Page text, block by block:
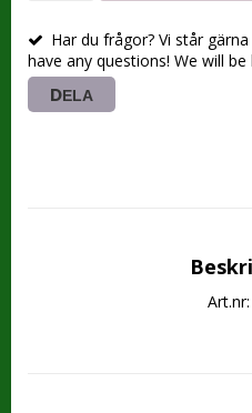
Har du frågor? Vi står
have any questions! We will
DELA